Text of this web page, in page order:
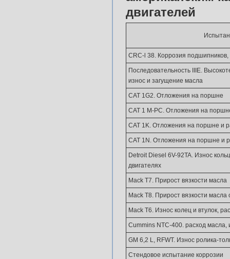
двигателей
CRC-l 38. Коррозия
Последовательность IIIE.
износ и загущение масла
CAT 1G2. Отложения на поршне
CAT 1 M-PC. Отложения на
CAT 1K. Отложения на поршне и
CAT 1N. Отложения на поршне и
Detroit Diesel 6V-92TA. Износ
двигателях
Mack T7. Прирост вязкости масла
Mack T8. Прирост вязкости масла
Mack T6. Износ колец и втулок,
Cummins NTC-400. расход масла,
GM 6,2 L, RFWT. Износ ролика-
Стендовое испытание коррозии